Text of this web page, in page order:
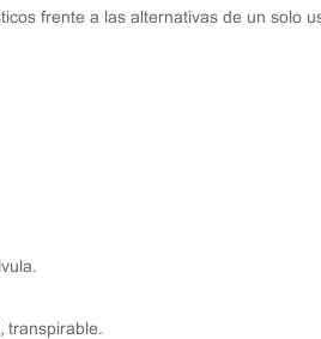
frente a las alternativas de un solo
transpirable.